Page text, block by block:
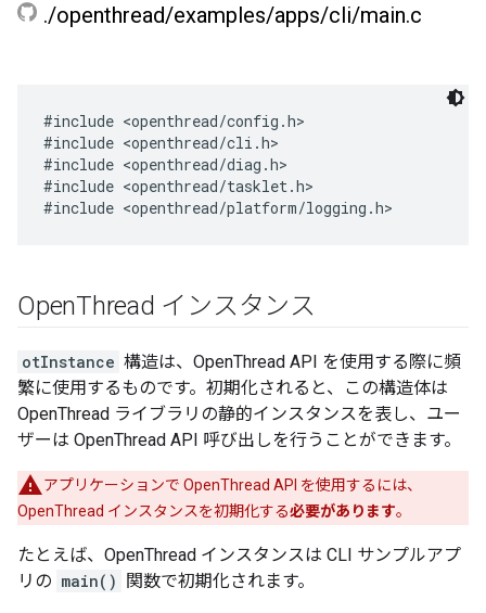
./openthread/examples/apps/cli/main.c
#include <openthread/config.h>
#include <openthread/cli.h>
#include <openthread/diag.h>
#include <openthread/tasklet.h>
OpenThread インスタンス
otInstance 構造は、OpenThread API を使用する際に頻
繁に使用するものです。初期化されると、この構造体は
OpenThread ライブラリの静的インスタンスを表し、ユー
ザーは OpenThread API 呼び出しを行うことができます。
アプリケーションで OpenThread API を使用するには、
OpenThread インスタンスを初期化する必要があります。
たとえば、OpenThread インスタンスは CLI サンプルアプ
リの main() 関数で初期化されます。